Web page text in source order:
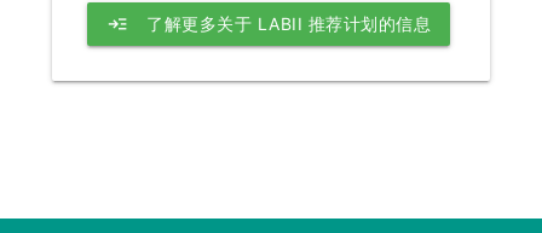
read_more 了解更多关于 LABII 推荐计划的信息